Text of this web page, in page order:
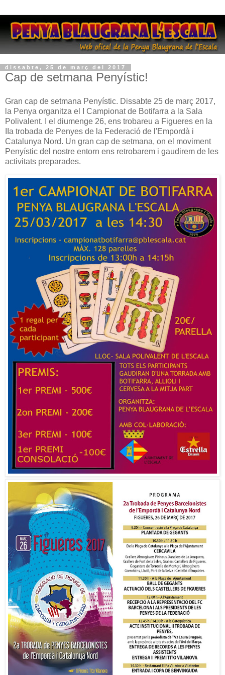
dissabte, 25 de març del 2017
Cap de setmana Penyístic!
Gran cap de setmana Penyístic. Dissabte 25 de març 2017,
la Penya organitza el I Campionat de Botifarra a la Sala
Polivalent. I el diumenge 26, ens trobareu a Figueres en la
IIa trobada de Penyes de la Federació de l'Empordà i
Catalunya Nord. Un gran cap de setmana, on el moviment
Penyístic del nostre entorn ens retrobarem i gaudirem de les
activitats preparades.